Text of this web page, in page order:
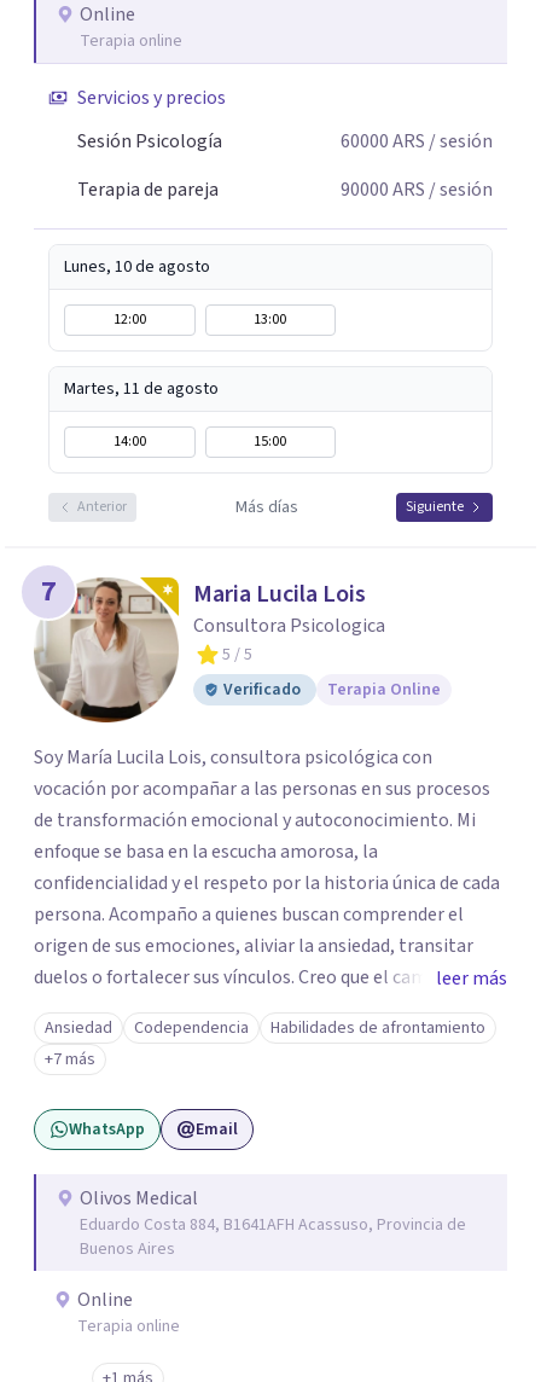
Online
Terapia online
Servicios y precios
Sesión Psicología
60000ARS / sesión
Terapia de pareja
90000ARS / sesión
Lunes, 10 de agosto
12:00 13:00
Martes, 11 de agosto
14:00 15:00
Anterior Más días Siguiente
7 Maria Lucila Lois
Consultora Psicologica
5 / 5
Verificado
Terapia Online
Soy María Lucila Lois, consultora psicológica con
vocación por acompañar a las personas en sus procesos
de transformación emocional y autoconocimiento. Mi
enfoque se basa en la escucha amorosa, la
confidencialidad y el respeto por la historia única de cada
persona. Acompaño a quienes buscan comprender el
origen de sus emociones, aliviar la ansiedad, transitar
duelos o fortalecer sus vínculos. Creo que el camino hacia
una vida más auténtica comienza cuando nos animamos
a mirar hacia adentro y a reconocer las raíces de lo que
sentimos.
leer más
Ansiedad Codependencia
Habilidades de afrontamiento
+7 más
WhatsApp Email
Olivos Medical
Eduardo Costa 884, B1641AFH Acassuso, Provincia de
Buenos Aires
Online
Terapia online